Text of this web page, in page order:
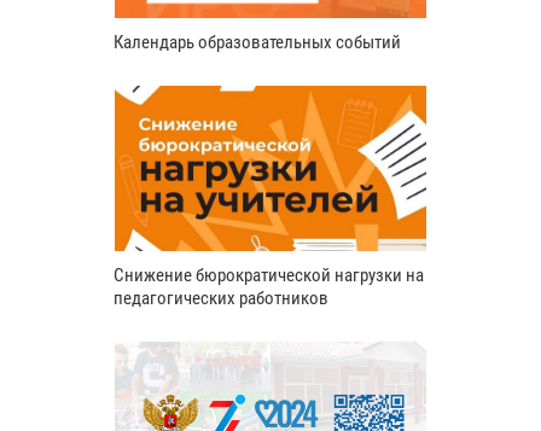
Календарь образовательных событий
Снижение бюрократической нагрузки на
педагогических работников